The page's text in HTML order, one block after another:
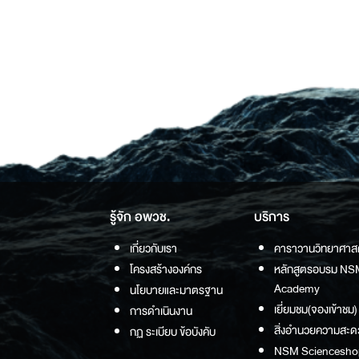
รู้จัก อพวช.
เกี่ยวกับเรา
โครงสร้างองค์กร
นโยบายและมาตรฐาน
การดำเนินงาน
กฏ ระเบียบ ข้อบังคับ
บริการ
คาราวานวิทยาศา
หลักสูตรอบรม
Academy
เยี่ยมชม(จองเข้าชม)
สิ่งอำนวยความสะ
NSM